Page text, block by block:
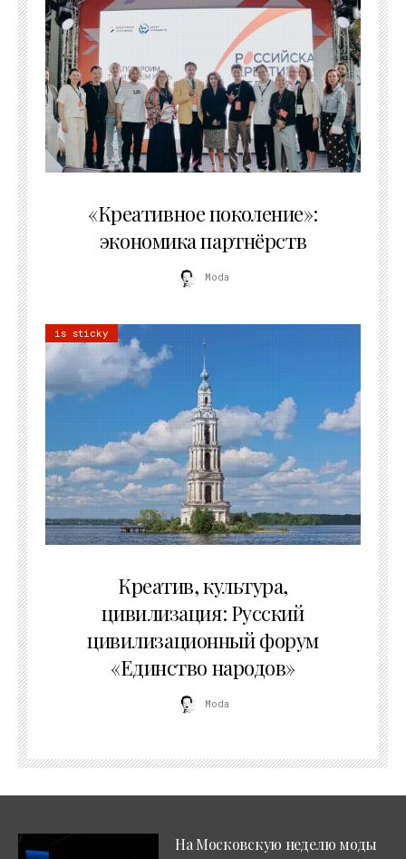
«Креативное поколение»:
экономика партнёрств
Moda
is sticky
Креатив, культура,
цивилизация: Русский
цивилизационный форум
«Единство народов»
Moda
На Московскую неделю моды